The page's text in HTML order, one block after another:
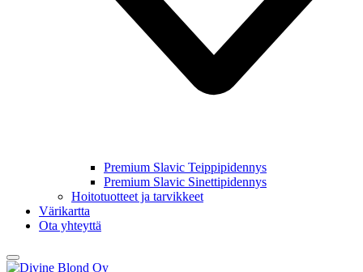
Premium Slavic Teippipidennys
Premium Slavic Sinettipidennys
Hoitotuotteet ja tarvikkeet
Värikartta
Ota yhteyttä